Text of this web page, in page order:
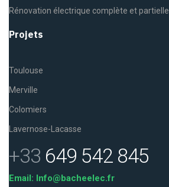
Rénovation électrique complète et partielle
Projets
Toulouse
Merville
Colomiers
Lavernose-Lacasse
+33 649 542 845
Email: Info@bacheelec.fr